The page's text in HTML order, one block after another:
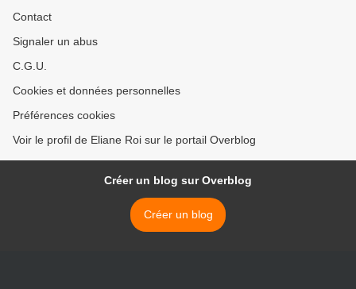
Contact
Signaler un abus
C.G.U.
Cookies et données personnelles
Préférences cookies
Voir le profil de Eliane Roi sur le portail Overblog
Créer un blog sur Overblog
Créer un blog